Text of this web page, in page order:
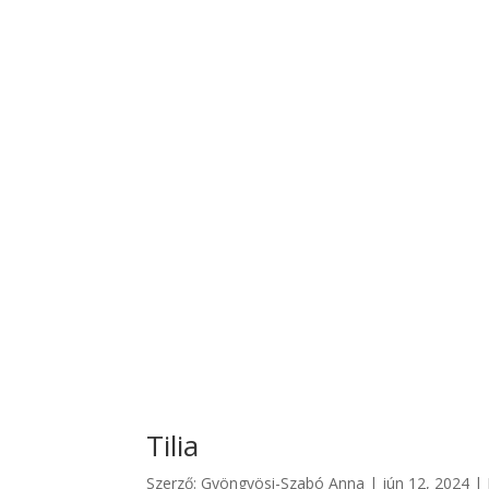
Tilia
Szerző: Gyöngyösi-Szabó Anna | jún 12, 2024 |